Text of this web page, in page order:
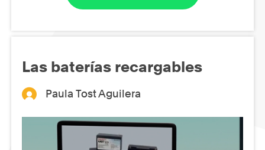
Las baterías recargables
Paula Tost Aguilera